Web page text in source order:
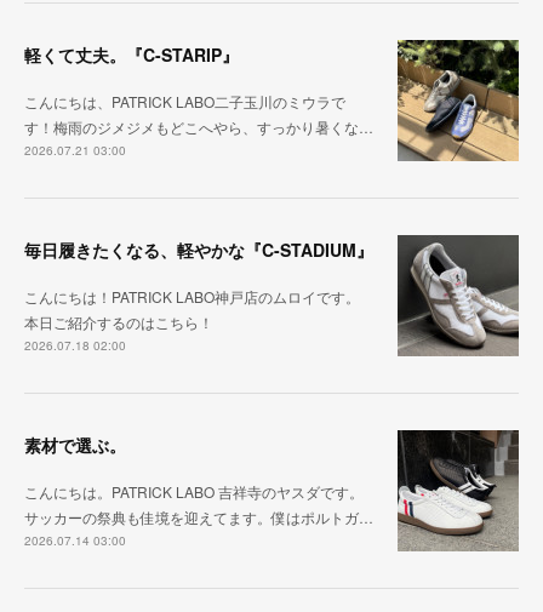
軽くて丈夫。『C-STARIP』
こんにちは、PATRICK LABO二子玉川のミウラで
す！梅雨のジメジメもどこへやら、すっかり暑くな…
2026.07.21 03:00
毎日履きたくなる、軽やかな『C-STADIUM』
こんにちは！PATRICK LABO神戸店のムロイです。
本日ご紹介するのはこちら！
2026.07.18 02:00
素材で選ぶ。
こんにちは。PATRICK LABO 吉祥寺のヤスダです。
サッカーの祭典も佳境を迎えてます。僕はポルトガ…
2026.07.14 03:00